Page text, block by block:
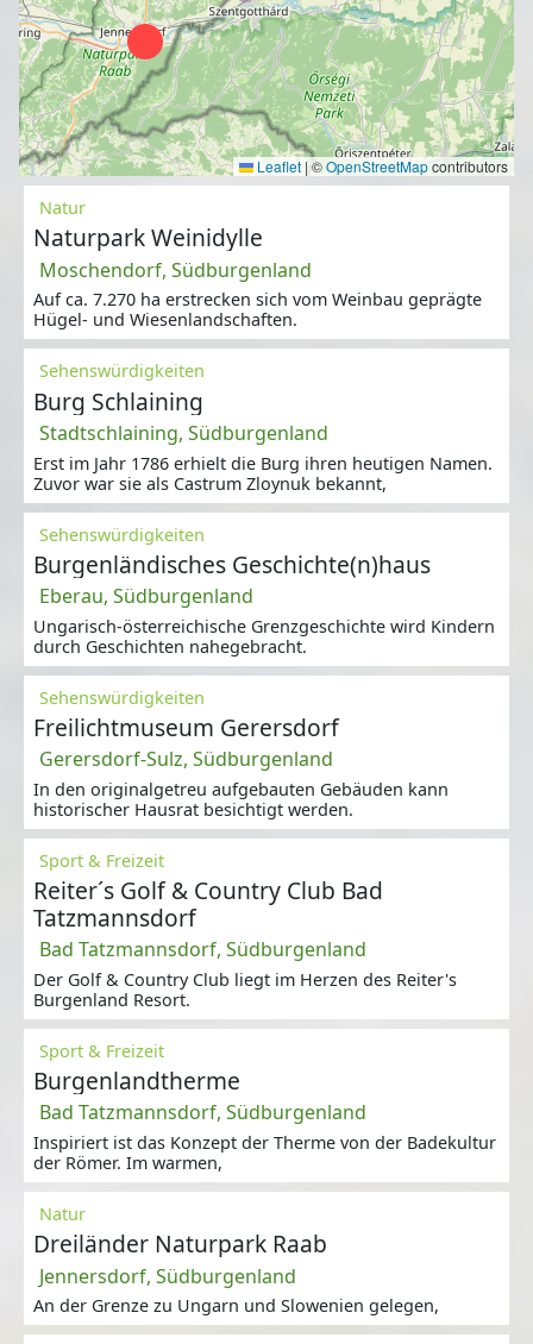
Leaflet | ©OpenStreetMapcontributors
Natur
Naturpark Weinidylle
Moschendorf, Südburgenland
Auf ca. 7.270 ha erstrecken sich vom Weinbau geprägte
Hügel- und Wiesenlandschaften.
Sehenswürdigkeiten
Burg Schlaining
Stadtschlaining, Südburgenland
Erst im Jahr 1786 erhielt die Burg ihren heutigen Namen.
Zuvor war sie als Castrum Zloynuk bekannt,
Sehenswürdigkeiten
Burgenländisches Geschichte(n)haus
Eberau, Südburgenland
Ungarisch-österreichische Grenzgeschichte wird Kindern
durch Geschichten nahegebracht.
Sehenswürdigkeiten
Freilichtmuseum Gerersdorf
Gerersdorf-Sulz, Südburgenland
In den originalgetreu aufgebauten Gebäuden kann
historischer Hausrat besichtigt werden.
Sport & Freizeit
Reiter´s Golf & Country Club Bad
Tatzmannsdorf
Bad Tatzmannsdorf, Südburgenland
Der Golf & Country Club liegt im Herzen des Reiter's
Burgenland Resort.
Sport & Freizeit
Burgenlandtherme
Bad Tatzmannsdorf, Südburgenland
Inspiriert ist das Konzept der Therme von der Badekultur
der Römer. Im warmen,
Natur
Dreiländer Naturpark Raab
Jennersdorf, Südburgenland
An der Grenze zu Ungarn und Slowenien gelegen,